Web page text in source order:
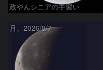
政やんシニアの手習い
月、2026/8/7